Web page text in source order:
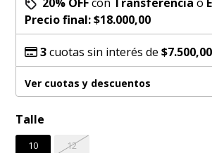
Precio final:$18.000,00
3cuotas sin interés de$7.500,00
Ver cuotas y descuentos
Talle
10 12